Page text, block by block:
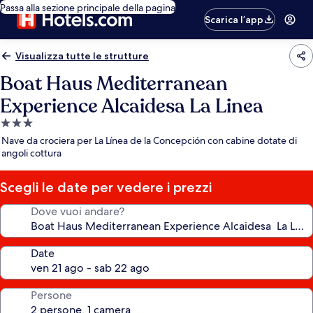
Passa alla sezione principale della pagina
Scarica l’app
Visualizza tutte le strutture
Boat Haus Mediterranean
Experience Alcaidesa La Linea
Struttura
a
3.0
stelle
Nave da crociera per La Línea de la Concepción con cabine dotate di
angoli cottura
Scegli le date per vedere i prezzi
Dove vuoi andare?
Date
Persone